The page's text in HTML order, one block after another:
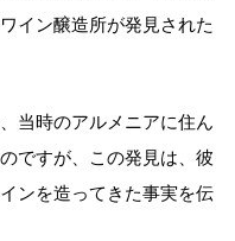
イン醸造所が発見された
当時のアルメニアに住ん
ですが、この発見は、彼
ンを造ってきた事実を伝